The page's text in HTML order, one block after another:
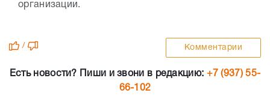
организации.
/ Комментарии
Есть новости? Пиши и звони в редакцию: +7 (937) 55-
66-102